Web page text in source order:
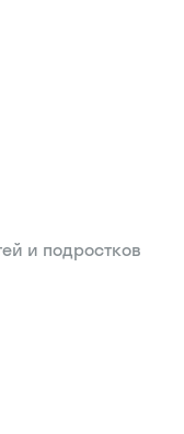
и подростков